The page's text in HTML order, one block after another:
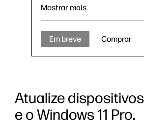
Conectividade opcional HP
Mostrar mais
Em breve Comprar
Atualize
e o Windows 11 Pro.